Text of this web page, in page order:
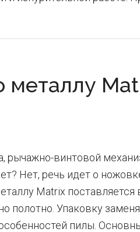
металлу
рычажно-винтовой
Нет, речь идет о
Matrix поставляется
полотно. Упаковку
пилы.